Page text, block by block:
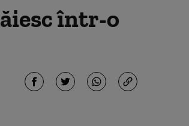
într-o